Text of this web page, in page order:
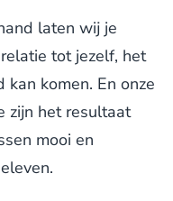
laten wij je
tot jezelf, het
komen. En onze
zijn het resultaat
mooi en